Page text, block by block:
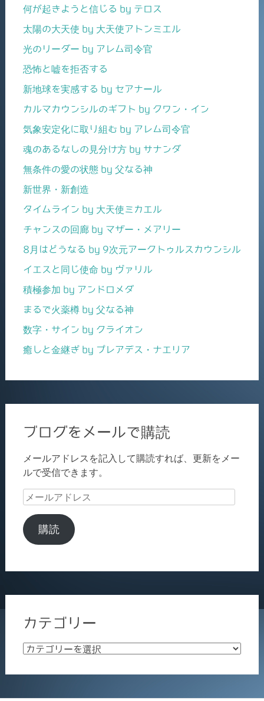
何が起きようと信じる by テロス
太陽の大天使 by 大天使アトンミエル
光のリーダー by アレム司令官
恐怖と嘘を拒否する
新地球を実感する by セアナール
カルマカウンシルのギフト by クワン・イン
気象安定化に取り組む by アレム司令官
魂のあるなしの見分け方 by サナンダ
無条件の愛の状態 by 父なる神
新世界・新創造
タイムライン by 大天使ミカエル
チャンスの回廊 by マザー・メアリー
8月はどうなる by 9次元アークトゥルスカウンシル
イエスと同じ使命 by ヴァリル
積極参加 by アンドロメダ
まるで火薬樽 by 父なる神
数字・サイン by クライオン
癒しと金継ぎ by プレアデス・ナエリア
ブログをメールで購読
メールアドレスを記入して購読すれば、更新をメー
ルで受信できます。
メ
ル
ア
購読
カテゴリー
カ
ゴ